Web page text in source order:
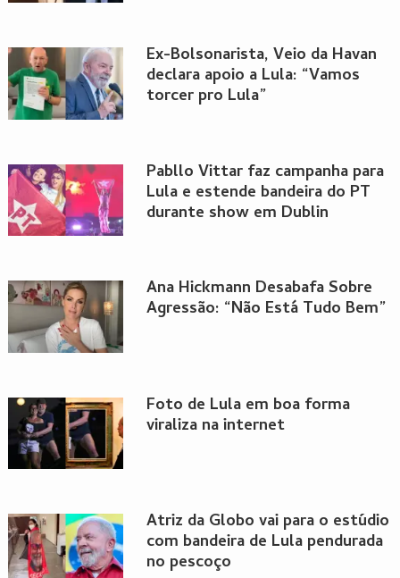
Ex-Bolsonarista, Veio da Havan
declara apoio a Lula: “Vamos
torcer pro Lula”
Pabllo Vittar faz campanha para
Lula e estende bandeira do PT
durante show em Dublin
Ana Hickmann Desabafa Sobre
Agressão: “Não Está Tudo Bem”
Foto de Lula em boa forma
viraliza na internet
Atriz da Globo vai para o estúdio
com bandeira de Lula pendurada
no pescoço